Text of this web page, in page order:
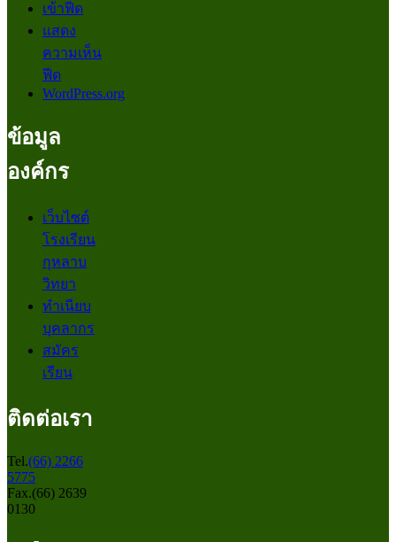
เข้าฟีด
แสดง
ความเห็น
ฟีด
WordPress.org
ข้อมูล
องค์กร
เว็บไซต์
โรงเรียน
กุหลาบ
วิทยา
ทำเนียบ
บุคลากร
สมัคร
เรียน
ติดต่อเรา
Tel.(66) 2266
5775
Fax.(66) 2639
0130